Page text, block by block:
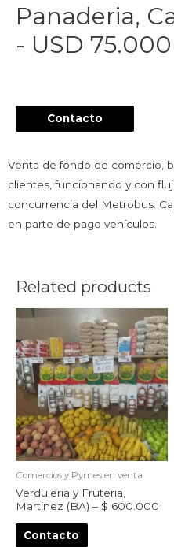
Panaderia,
- USD 75.000
Contacto
Venta de fondo de comercio,
clientes, funcionando y con
concurrencia del Metrobus.
en parte de pago vehículos.
Related products
Comercios y Pymes en venta
Verduleria y Fruteria,
Martinez (BA) – $ 600.000
Contacto